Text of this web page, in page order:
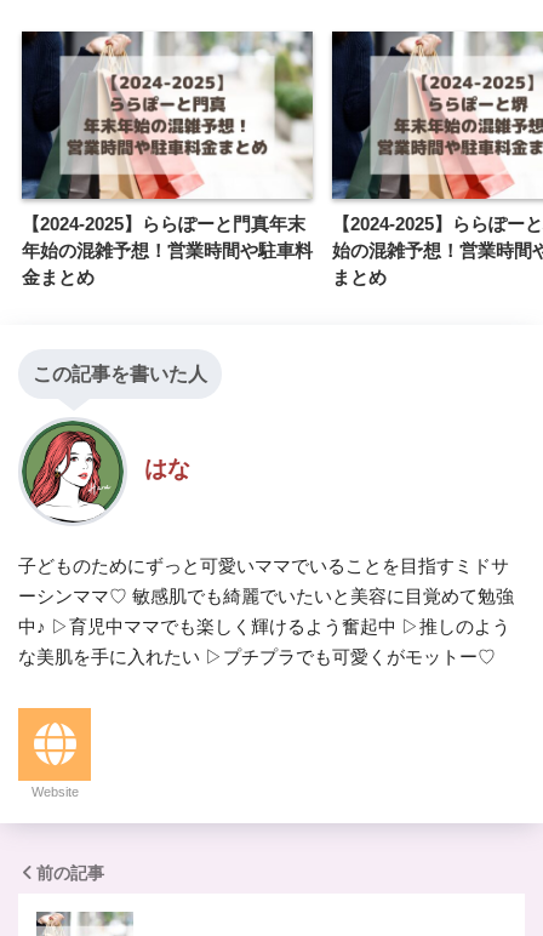
【2024-2025】ららぽーと門真年末
年始の混雑予想！営業時間や駐車料
金まとめ
【2024-2025】ららぽー
始の混雑予想！営業時間
まとめ
この記事を書いた人
はな
子どものためにずっと可愛いママでいることを目指すミドサ
ーシンママ♡ 敏感肌でも綺麗でいたいと美容に目覚めて勉強
中♪ ▷育児中ママでも楽しく輝けるよう奮起中 ▷推しのよう
な美肌を手に入れたい ▷プチプラでも可愛くがモットー♡
Website
前の記事